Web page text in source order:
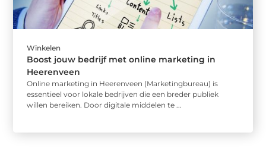
Winkelen
Boost jouw bedrijf met online marketing in
Heerenveen
Online marketing in Heerenveen (Marketingbureau) is
essentieel voor lokale bedrijven die een breder publiek
willen bereiken. Door digitale middelen te ...